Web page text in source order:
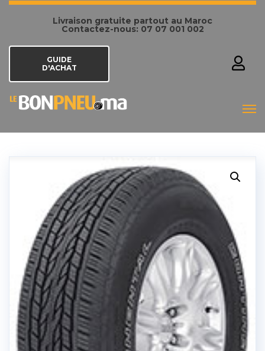
Livraison gratuite partout au Maroc
Contactez-nous: 07 07 001 002
GUIDE
D'ACHAT